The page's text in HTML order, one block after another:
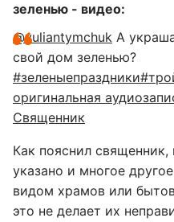
зеленью - видео:
@yuliantymchuk А
свой дом зеленью?
#зеленыепраздники
оригинальная
Священник
Как пояснил
указано и многое
видом храмов или
это не делает их